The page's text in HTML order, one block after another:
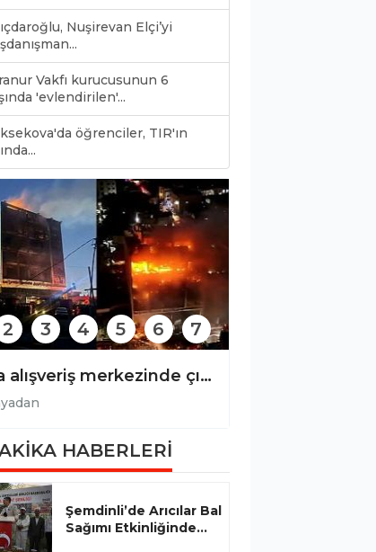
Nuşirevan Elçi’yi
Vakfı kurucusunun 6
'evlendirilen'...
öğrenciler, TIR'ın
Irak'ta alışveriş merkezinde çıkan yangında 61 kişi hayatını kaybetti
2 3 4 5 6 7
HABERLERİ
Şemdinli’de Arıcılar Bal
Sağımı Etkinliğinde...